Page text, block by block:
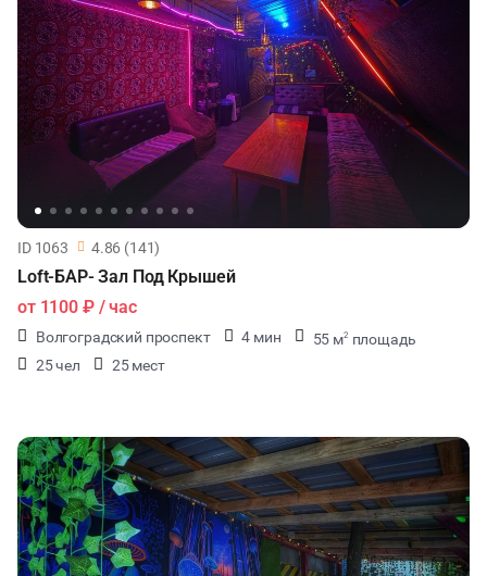
ID 1063 4.86 (141)
Loft-БАР- Зал Под Крышей
от 1100 ₽/ час
Волгоградский проспект 4 мин 55 м2 площадь
25 чел
25 мест